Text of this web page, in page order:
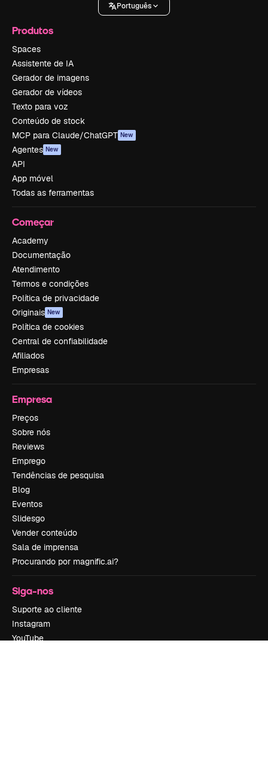
Português
Produtos
Spaces
Assistente de IA
Gerador de imagens
Gerador de vídeos
Texto para voz
Conteúdo de stock
MCP para Claude/ChatGPT New
Agentes New
API
App móvel
Todas as ferramentas
Começar
Academy
Documentação
Atendimento
Termos e condições
Política de privacidade
Originais New
Política de cookies
Central de confiabilidade
Afiliados
Empresas
Empresa
Preços
Sobre nós
Reviews
Emprego
Tendências de pesquisa
Blog
Eventos
Slidesgo
Vender conteúdo
Sala de imprensa
Procurando por magnific.ai?
Siga-nos
Suporte ao cliente
Instagram
YouTube